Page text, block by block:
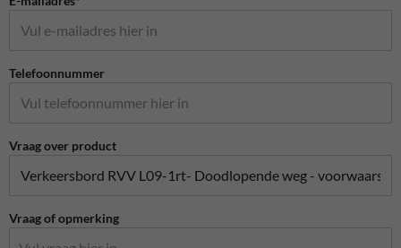
Telefoonnummer
Vraag over product
Vraag of opmerking